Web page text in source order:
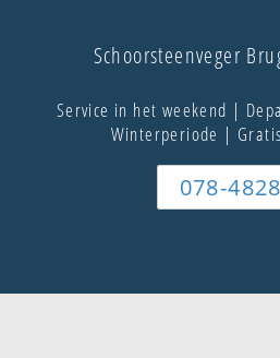
Schoorsteenveger
Service in het weekend |
Winterperiode |
078-